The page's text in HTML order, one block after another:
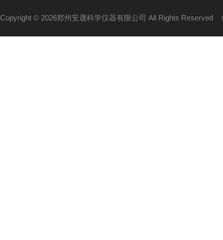
Copyright © 2026郑州安晟科学仪器有限公司 All Rights Reserved